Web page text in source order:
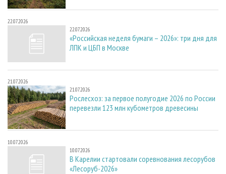
22.07.2026
22.07.2026
«Российская неделя бумаги – 2026»: три дня для
ЛПК и ЦБП в Москве
21.07.2026
21.07.2026
Рослесхоз: за первое полугодие 2026 по России
перевезли 123 млн кубометров древесины
10.07.2026
10.07.2026
В Карелии стартовали соревнования лесорубов
«Лесоруб-2026»